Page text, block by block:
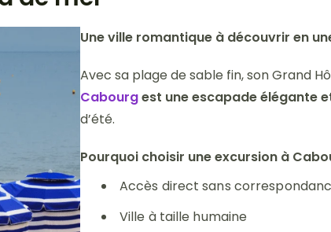
Une ville romantique à découvrir en
Avec sa plage de sable fin, son Grand
Cabourgest une escapade élégante
d’été.
Pourquoi choisir une excursion à
Accès direct sans
Ville à taille humaine